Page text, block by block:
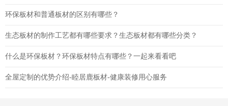
环保板材和普通板材的区别有哪些？
生态板材的制作工艺都有哪些要求？生态板材都有哪些分类？
什么是环保板材？环保板材特点有哪些？一起来看看吧
全屋定制的优势介绍-睦居鹿板材-健康装修用心服务